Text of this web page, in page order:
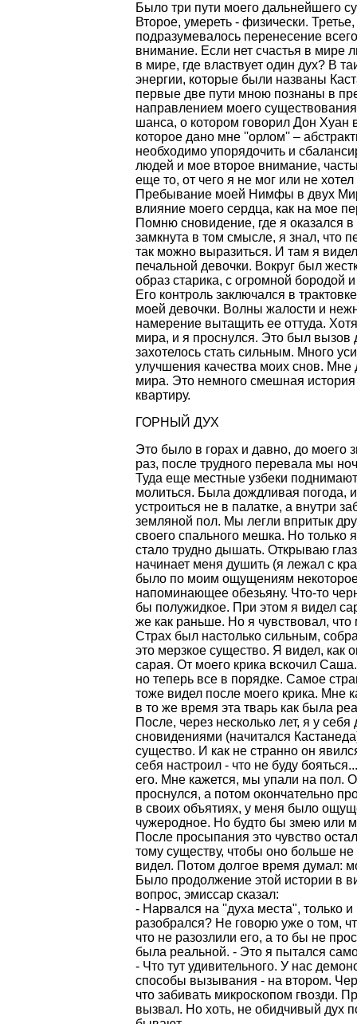
Было три пути моего дальнейшего
Второе, умереть - физически.
подразумевалось перенесение
внимание. Если нет счастья в мире
в мире, где властвует один дух? В
энергии, которые были названы
первые две пути мною познаны в
направлением моего
шанса, о котором говорил Дон Хуан
которое дано мне ''орлом'' –
необходимо упорядочить и
людей и мое второе внимание,
еще то, от чего я не мог или не
Пребывание моей Нимфы в двух
влияние моего сердца, как на мое
Помню сновидение, где я оказался
замкнута в том смысле, я знал, что
так можно выразиться. И там я
печальной девочки. Вокруг был
образ старика, с огромной бородой
Его контроль заключался в
моей девочки. Волны жалости и
намерение вытащить ее оттуда.
мира, и я проснулся. Это был вызов
захотелось стать сильным. Много
улучшения качества моих снов. Мне
мира. Это немного смешная история
квартиру.
ГОРНЫЙ ДУХ
Это было в горах и давно, до моего
раз, после трудного перевала мы
Туда еще местные узбеки
молиться. Была дождливая
устроиться не в палатке, а внутри
земляной пол. Мы легли впритык
своего спального мешка. Но только
стало трудно дышать. Открываю
начинает меня душить (я лежал с
было по моим ощущениям
напоминающее обезьяну. Что-то
бы полужидкое. При этом я видел
же как раньше. Но я чувствовал, что
Страх был настолько сильным,
это мерзкое существо. Я видел,
сарая. От моего крика вскочил
но теперь все в порядке. Самое
тоже видел после моего крика. Мне
в то же время эта тварь как была
После, через несколько лет, я у
сновидениями (начитался
существо. И как не странно он
себя настроил - что не буду
его. Мне кажется, мы упали на пол.
проснулся, а потом окончательно
в своих объятиях, у меня было
чужеродное. Но будто бы змею или
После просыпания это чувство
тому существу, чтобы оно больше
видел. Потом долгое время думал:
Было продолжение этой истории в
вопрос, эмиссар сказал:
- Нарвался на ''духа места", только и
разобрался? Не говорю уже о том,
что не разозлили его, а то бы не
была реальной. - Это я пытался
- Что тут удивительного. У нас
способы вызывания - на втором.
что забивать микроскопом гвозди.
вызвал. Но хоть, не обидчивый дух